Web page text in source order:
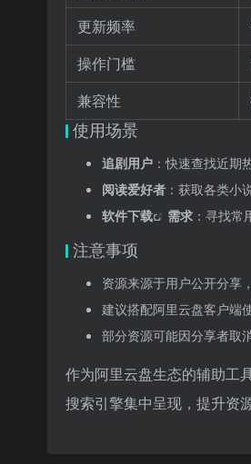
更新频率
操作门槛
兼容性
使用场景
追剧用户 ：快速查找近期
阅读爱好者 ：获取各类小
软件下载
需求 ：寻找
注意事项
资源来源于用户公开分享
建议搭配阿里云盘客户端
部分资源可能因分享者取
作为阿里云盘生态的辅助工
搜索引擎集中呈现，提升资